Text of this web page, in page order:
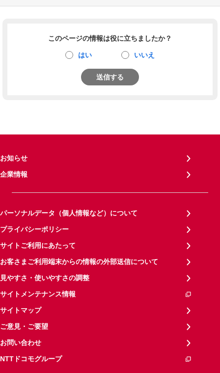
このページの情報は役に立ちましたか？
はい いいえ
送信する
お知らせ
企業情報
パーソナルデータ（個人情報など）について
プライバシーポリシー
サイトご利用にあたって
お客さまご利用端末からの情報の外部送信について
見やすさ・使いやすさの調整
サイトメンテナンス情報
サイトマップ
ご意見・ご要望
お問い合わせ
NTTドコモグループ